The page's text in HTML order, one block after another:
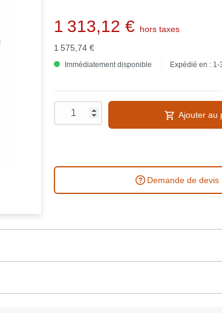
1 313,12 €
hors taxes
1 575,74 €
Immédiatement disponible Expédié en :
Ajouter au
Demande de devis